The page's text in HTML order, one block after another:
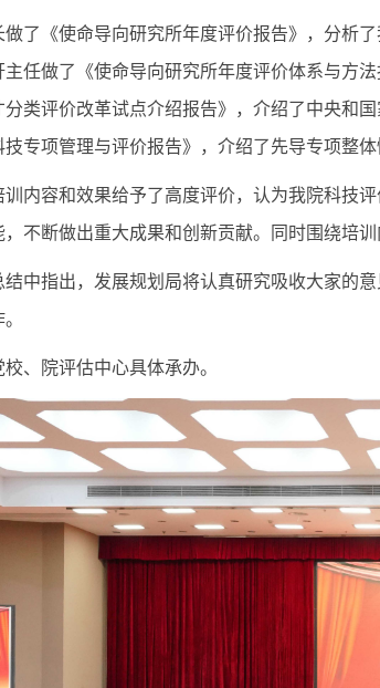
了《使命导向研究所年度评价报告》，分析
任做了《使命导向研究所年度评价体系与方
类评价改革试点介绍报告》，介绍了中央和
专项管理与评价报告》，介绍了先导专项整
内容和效果给予了高度评价，认为我院科技
不断做出重大成果和创新贡献。同时围绕培
结中指出，发展规划局将认真研究吸收大家的
、院评估中心具体承办。